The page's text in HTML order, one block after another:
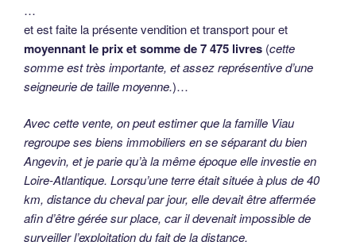
…
et est faite la présente vendition et transport pour et
moyennant le prix et somme de 7 475 livres (cette
somme est très importante, et assez représentive d’une
seigneurie de taille moyenne.)…
Avec cette vente, on peut estimer que la famille Viau
regroupe ses biens immobiliers en se séparant du bien
Angevin, et je parie qu’à la même époque elle investie en
Loire-Atlantique. Lorsqu’une terre était située à plus de 40
km, distance du cheval par jour, elle devait être affermée
afin d’être gérée sur place, car il devenait impossible de
surveiller l’exploitation du fait de la distance.